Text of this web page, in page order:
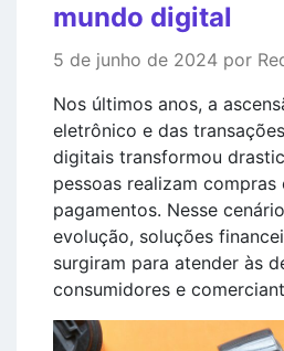
mundo digital
5 de junho de 2024 por
Nos últimos anos, a
eletrônico e das
digitais transformou
pessoas realizam compras
pagamentos. Nesse
evolução, soluções
surgiram para atender às
consumidores e